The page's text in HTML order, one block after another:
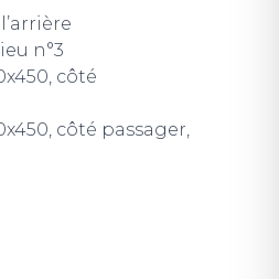
n°3
côté
côté passager,